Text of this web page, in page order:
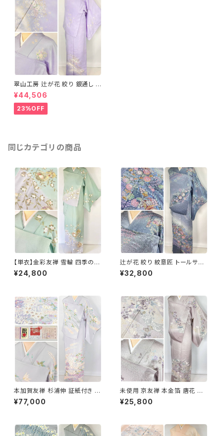
翠山工房 辻が花 絞り 銀通し 美
品 訪問着 正絹 紫 藤色 パステ
ル 1007
¥44,506
23%OFF
同じカテゴリの商品
【単衣】金彩友禅 雪輪 四季の
花々 正絹 訪問着 黄緑 青緑 紫
1418
¥24,800
辻が花 絞り 紋意匠 トールサイ
ズ 金彩 訪問着 正絹 袷 青 ブル
ー 紫 1273
¥32,800
本加賀友禅 杉浦伸 証紙付き 訪
問着 花柄 正絹 紫 白 パステル
白菫色 1080
¥77,000
未使用 京友禅 本金箔 唐花 訪
問着 袷 正絹 紫 グレー 白 1165
¥25,800